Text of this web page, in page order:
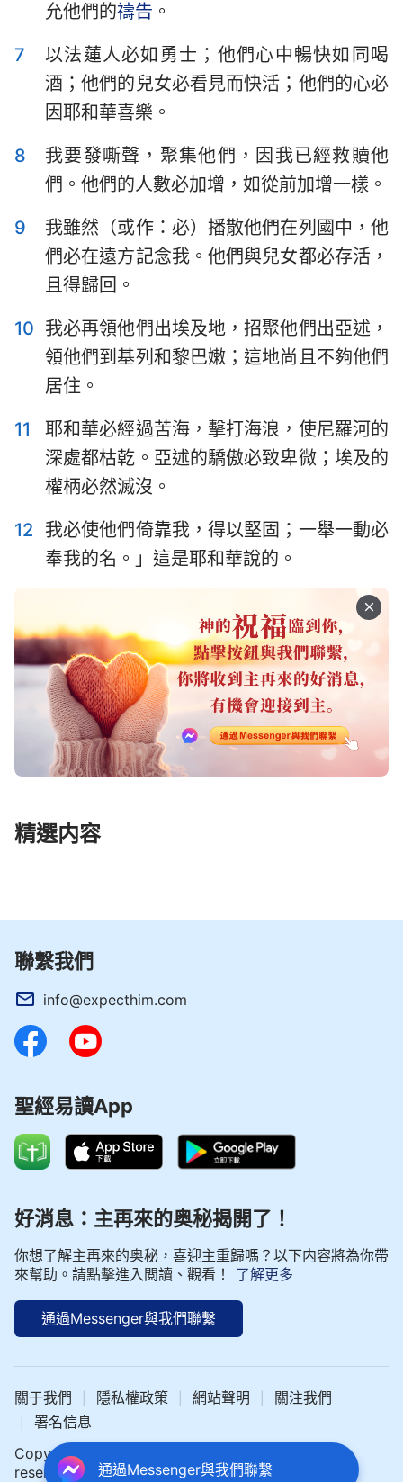
1 2
8
9 10 11 12 13 14
允他們的禱告 。
7
以法蓮人必如勇士；他們心中暢快如同喝
酒；他們的兒女必看見而快活；他們的心必
因耶和華喜樂。
8
我要發嘶聲，聚集他們，因我已經救贖他
們。他們的人數必加增，如從前加增一樣。
9
我雖然（或作：必）播散他們在列國中，他
們必在遠方記念我。他們與兒女都必存活，
且得歸回。
10 我必再領他們出埃及地，招聚他們出亞述，
領他們到基列和黎巴嫩；這地尚且不夠他們
居住。
11
耶和華必經過苦海，擊打海浪，使尼羅河的
深處都枯乾。亞述的驕傲必致卑微；埃及的
權柄必然滅沒。
12
我必使他們倚靠我，得以堅固；一舉一動必
奉我的名。」這是耶和華說的。
精選内容
聯繫我們
info@expecthim.com
聖經易讀App
好消息：主再來的奥秘揭開了！
你想了解主再來的奥秘，喜迎主重歸嗎？以下内容將為你帶
來幫助。請點擊進入閲讀、觀看！
了解更多
通過Messenger與我們聯繫
關于我們 隱私權政策 網站聲明 關注我們
署名信息
Copyright © 2024 中文聖經網 All rights
reserved.
通過Messenger與我們聯繫